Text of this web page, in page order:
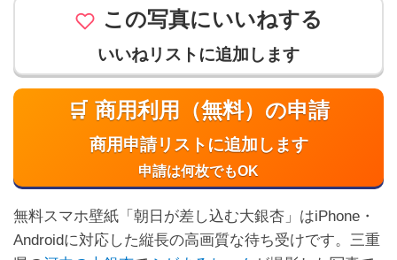
この写真にいいねする
いいねリストに追加します
🛒 商用利用（無料）の申請
商用申請リストに追加します
申請は何枚でもOK
無料スマホ壁紙「朝日が差し込む大銀杏」はiPhone・
Androidに対応した縦長の高画質な待ち受けです。三重